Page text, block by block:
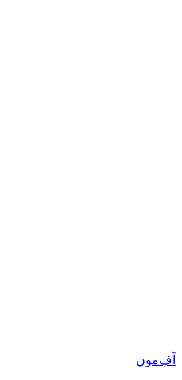
آفِ‌مون